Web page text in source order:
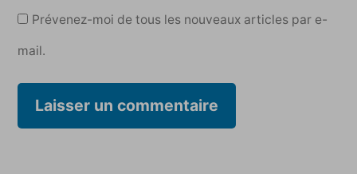
Prévenez-moi de tous les nouveaux articles par e-
mail.